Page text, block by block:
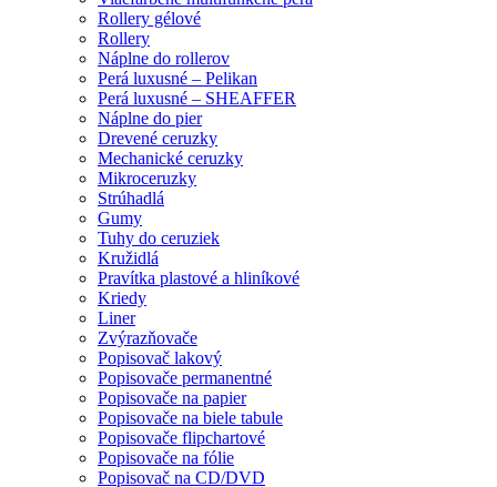
Rollery gélové
Rollery
Náplne do rollerov
Perá luxusné – Pelikan
Perá luxusné – SHEAFFER
Náplne do pier
Drevené ceruzky
Mechanické ceruzky
Mikroceruzky
Strúhadlá
Gumy
Tuhy do ceruziek
Kružidlá
Pravítka plastové a hliníkové
Kriedy
Liner
Zvýrazňovače
Popisovač lakový
Popisovače permanentné
Popisovače na papier
Popisovače na biele tabule
Popisovače flipchartové
Popisovače na fólie
Popisovač na CD/DVD